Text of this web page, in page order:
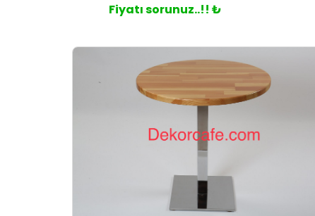
Fiyatı sorunuz..!! ₺